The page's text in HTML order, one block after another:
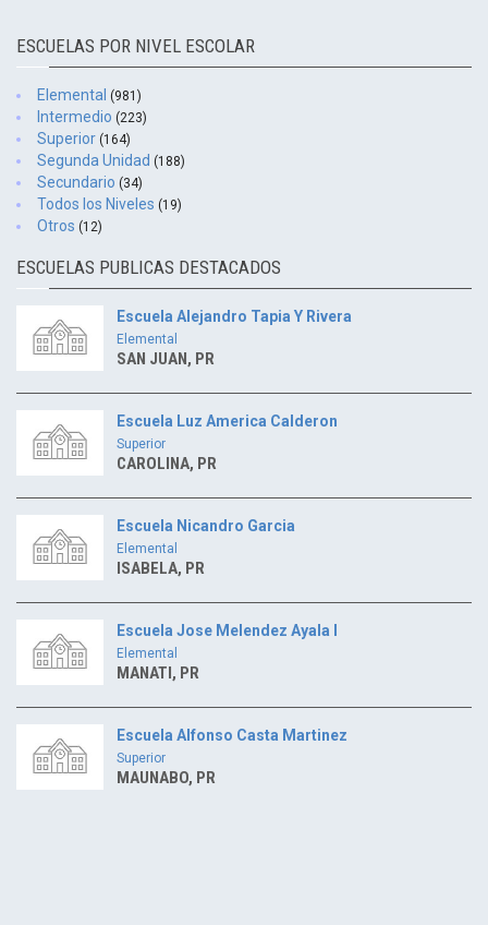
ESCUELAS POR NIVEL ESCOLAR
Elemental (981)
Intermedio (223)
Superior (164)
Segunda Unidad (188)
Secundario (34)
Todos los Niveles (19)
Otros (12)
ESCUELAS PUBLICAS DESTACADOS
Escuela Alejandro Tapia Y Rivera
Elemental
SAN JUAN, PR
Escuela Luz America Calderon
Superior
CAROLINA, PR
Escuela Nicandro Garcia
Elemental
ISABELA, PR
Escuela Jose Melendez Ayala I
Elemental
MANATI, PR
Escuela Alfonso Casta Martinez
Superior
MAUNABO, PR